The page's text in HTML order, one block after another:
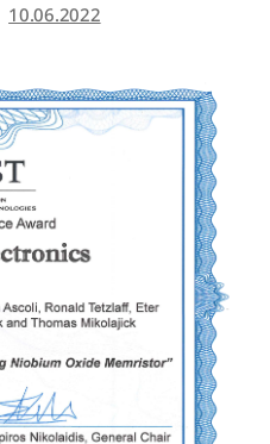
10.06.2022